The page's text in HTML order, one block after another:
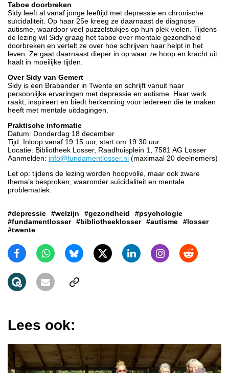
Taboe doorbreken
Sidy leeft al vanaf jonge leeftijd met depressie en chronische
suïcidaliteit. Op haar 25e kreeg ze daarnaast de diagnose
autisme, waardoor veel puzzelstukjes op hun plek vielen. Tijdens
de lezing wil Sidy graag het taboe over mentale gezondheid
doorbreken en vertelt ze over hoe schrijven haar helpt in het
leven. Ze gaat daarnaast dieper in op waar ze hoop en kracht uit
haalt in moeilijke tijden.
Over Sidy van Gemert
Sidy is een Brabander in Twente en schrijft vanuit haar
persoonlijke ervaringen met depressie en autisme. Haar werk
raakt, inspireert en biedt herkenning voor iedereen die te maken
heeft met mentale uitdagingen.
Praktische informatie
Datum: Donderdag 18 december
Tijd: Inloop vanaf 19.15 uur, start om 19.30 uur
Locatie: Bibliotheek Losser, Raadhuisplein 1, 7581 AG Losser
Aanmelden: info@fundamentlosser.nl (maximaal 20 deelnemers)
Let op: tijdens de lezing worden hoopvolle, maar ook zware
thema’s besproken, waaronder suïcidaliteit en mentale
problematiek.
#depressie #welzijn #gezondheid
#psychologie
#fundamentlosser
#bibliotheeklosser #autisme
#losser
#twente
Lees ook: